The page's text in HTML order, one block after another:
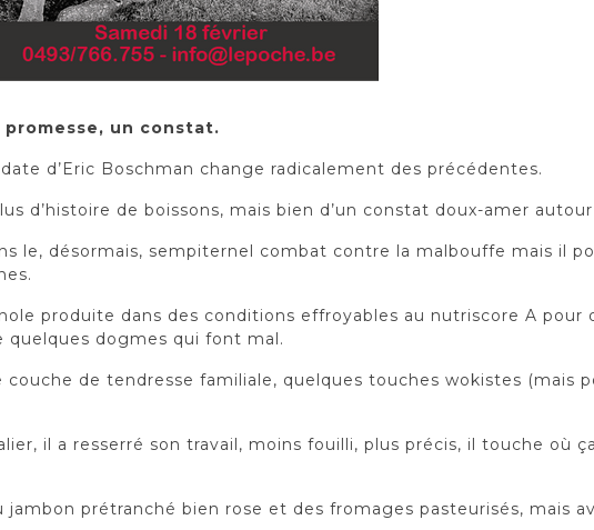
promesse, un constat.
d’Eric Boschman change radicalement des précédentes.
d’histoire de boissons, mais bien d’un constat doux-amer
le, désormais, sempiternel combat contre la malbouffe mais il
produite dans des conditions effroyables au nutriscore A pour
quelques dogmes qui font mal.
couche de tendresse familiale, quelques touches wokistes (mais
il a resserré son travail, moins fouilli, plus précis, il touche où
jambon prétranché bien rose et des fromages pasteurisés, mais